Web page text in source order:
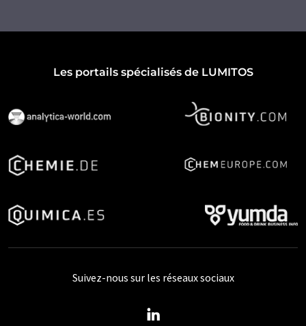
Les portails spécialisés de LUMITOS
Suivez-nous sur les réseaux sociaux